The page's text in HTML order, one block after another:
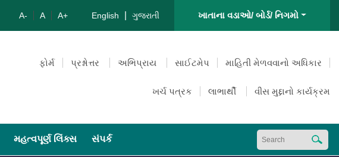
A- A A+ English ગુજરાતી ખાતાના વડાઓ/ બોર્ડ/ નિગમો
ફોર્મ પ્રશ્નોત્તર અભિપ્રાય સાઈટમેપ માહિતી મેળવવાનો અધિકાર
ખર્ચ પત્રક લાભાર્થી વીસ મુદ્દાનો કાર્યક્રમ
મહત્વપૂર્ણ લિંક્સ સંપર્ક